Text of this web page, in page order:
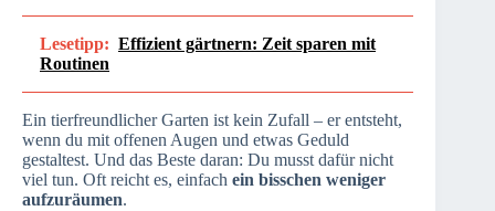
Lesetipp: Effizient gärtnern: Zeit sparen mit
Routinen
Ein tierfreundlicher Garten ist kein Zufall – er entsteht,
wenn du mit offenen Augen und etwas Geduld
gestaltest. Und das Beste daran: Du musst dafür nicht
viel tun. Oft reicht es, einfach ein bisschen weniger
aufzuräumen.